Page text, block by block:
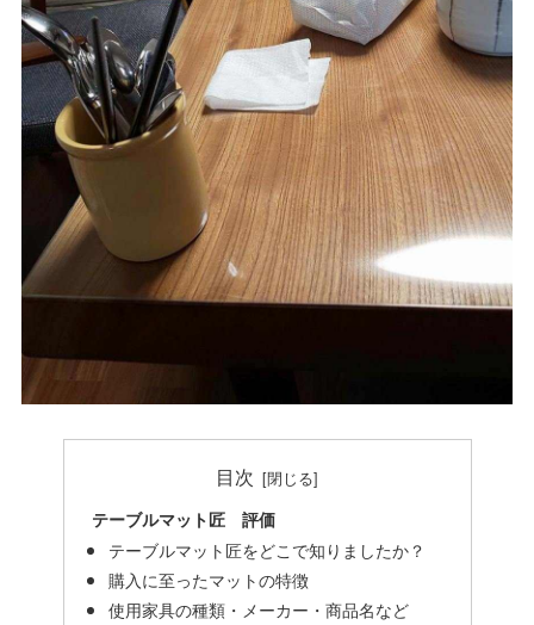
目次
テーブルマット匠 評価
テーブルマット匠をどこで知りましたか？
購入に至ったマットの特徴
使用家具の種類・メーカー・商品名など